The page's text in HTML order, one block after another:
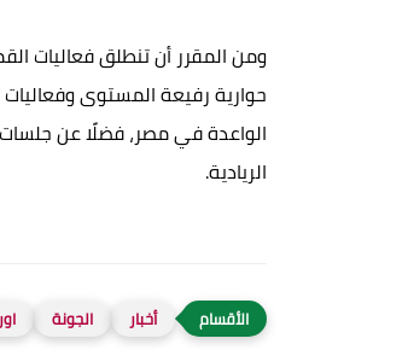
حوارية رفيعة المستوى
الواعدة في مصر، فضلًا عن
الريادية.
أخبار الجونة